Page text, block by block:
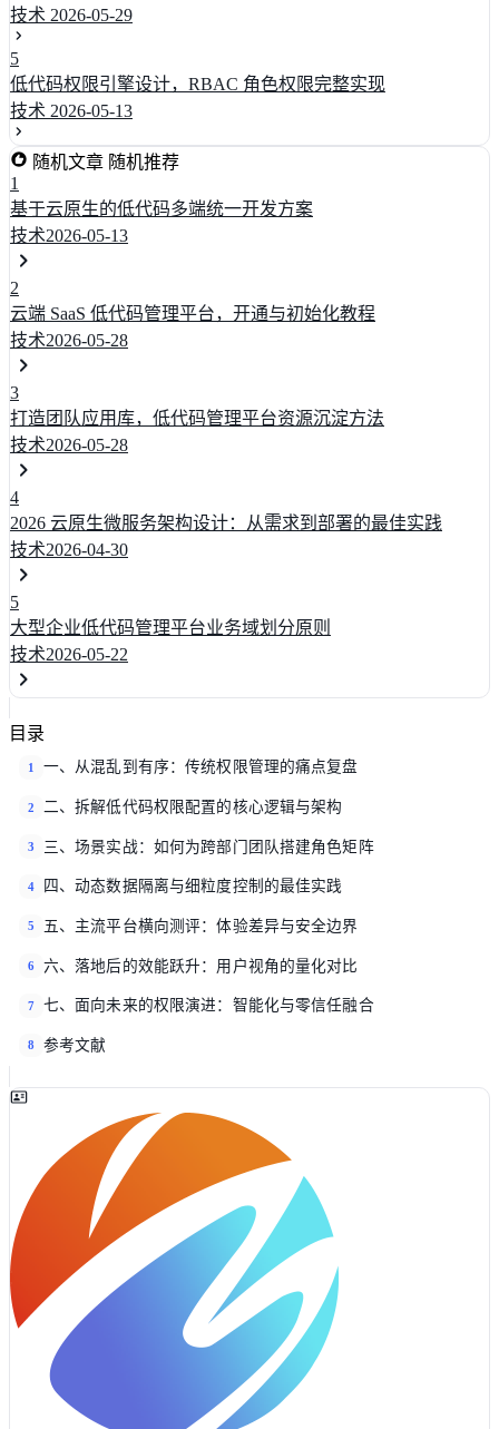
技术 2026-05-29
5
低代码权限引擎设计，RBAC 角色权限完整实现
技术 2026-05-13
随机文章 随机推荐
1
基于云原生的低代码多端统一开发方案
技术2026-05-13
2
云端 SaaS 低代码管理平台，开通与初始化教程
技术2026-05-28
3
打造团队应用库，低代码管理平台资源沉淀方法
技术2026-05-28
4
2026 云原生微服务架构设计：从需求到部署的最佳实践
技术2026-04-30
5
大型企业低代码管理平台业务域划分原则
技术2026-05-22
目录
1 一、从混乱到有序：传统权限管理的痛点复盘
2 二、拆解低代码权限配置的核心逻辑与架构
3 三、场景实战：如何为跨部门团队搭建角色矩阵
4 四、动态数据隔离与细粒度控制的最佳实践
5 五、主流平台横向测评：体验差异与安全边界
6 六、落地后的效能跃升：用户视角的量化对比
7 七、面向未来的权限演进：智能化与零信任融合
8 参考文献